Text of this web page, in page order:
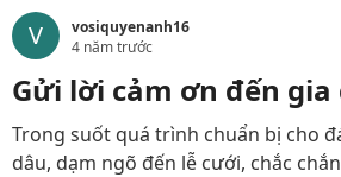
V
vosiquyenanh16
4 năm trước
Gửi lời cảm ơn đến
Trong suốt quá trình chuẩn bị cho
dâu, dạm ngõ đến lễ cưới, chắc